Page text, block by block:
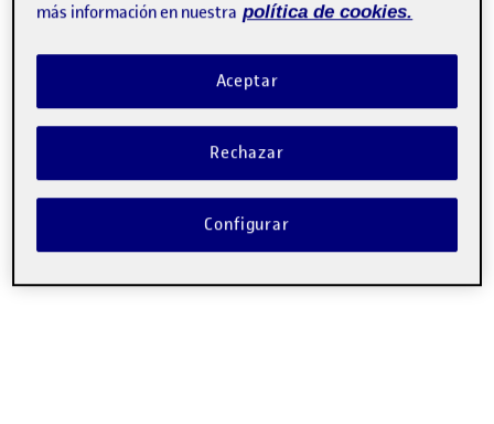
más información en nuestra política de cookies.
Rechazar
Aceptar
Configurar